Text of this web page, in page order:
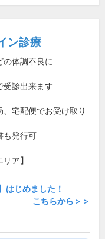
ン診療
の体調不良に
受診出来ます
宅配便でお受け取り
も発行可
ア】
はじめました！
こちらから＞＞